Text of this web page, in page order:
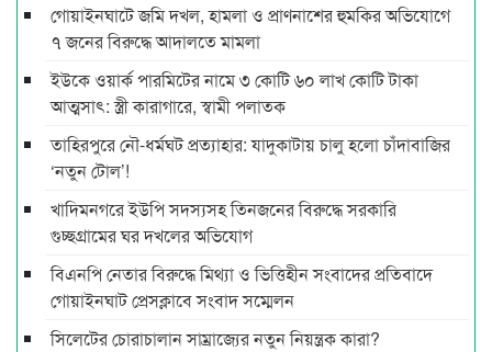
গোয়াইনঘাটে জমি দখল, হামলা ও প্রাণনাশের হুমকির অভিযোগে
৭ জনের বিরুদ্ধে আদালতে মামলা
ইউকে ওয়ার্ক পারমিটের নামে ৩ কোটি ৬০ লাখ কোটি টাকা
আত্মসাৎ: স্ত্রী কারাগারে, স্বামী পলাতক
তাহিরপুরে নৌ-ধর্মঘট প্রত্যাহার: যাদুকাটায় চালু হলো চাঁদাবাজির
‘নতুন টোল’!
খাদিমনগরে ইউপি সদস্যসহ তিনজনের বিরুদ্ধে সরকারি
গুচ্ছগ্রামের ঘর দখলের অভিযোগ
বিএনপি নেতার বিরুদ্ধে মিথ্যা ও ভিত্তিহীন সংবাদের প্রতিবাদে
গোয়াইনঘাট প্রেসক্লাবে সংবাদ সম্মেলন
সিলেটের চোরাচালান সাম্রাজ্যের নতুন নিয়ন্ত্রক কারা?